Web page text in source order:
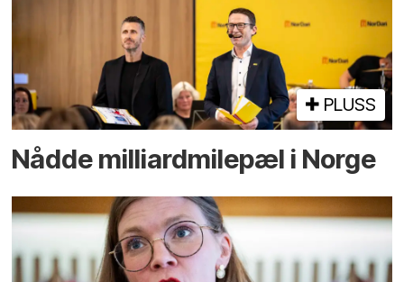
PLUSS
Nådde milliard­­milepæl i Norge